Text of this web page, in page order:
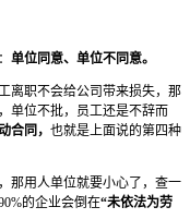
单位同意、单位不同意。
离职不会给公司带来损失，那
单位不批，员工还是不辞而
合同， 也就是上面说的第四种
那用人单位就要小心了，查一
的企业会倒在“未依法为劳